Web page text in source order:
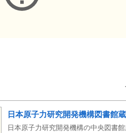
日本原子力研究開発機構図書館
日本原子力研究開発機構の中央図書